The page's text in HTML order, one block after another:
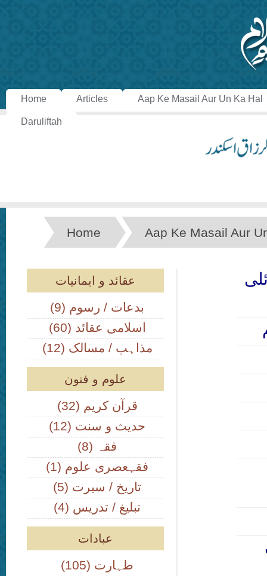
Home Articles Aap Ke Masail Aur Un Ka Hal
Daruliftah
Home Aap Ke Masail Aur
عقائد و ایمانیات
(9) بدعات / رسوم
(60) اسلامی عقائد
(12) مذاہب / مسالک
علوم و فنون
(32) قرآن کریم
(12) حدیث و سنت
(8) فقہ
(1) فقہعصری علوم
(5) تاریخ / سیرت
(4) تبلیغ / تدریس
عبادات
(105) طہارت